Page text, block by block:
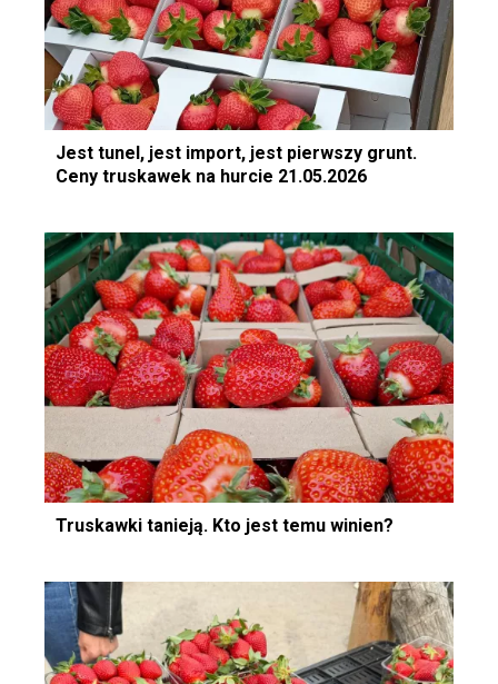
Jest tunel, jest import, jest pierwszy grunt.
Ceny truskawek na hurcie 21.05.2026
Truskawki tanieją. Kto jest temu winien?